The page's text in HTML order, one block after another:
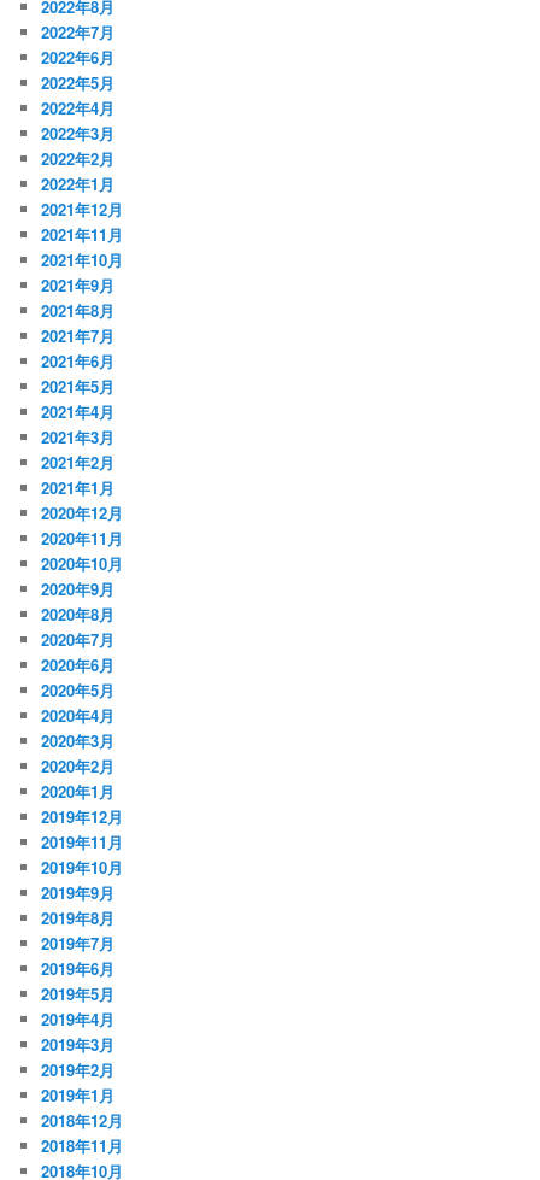
2022年8月
2022年7月
2022年6月
2022年5月
2022年4月
2022年3月
2022年2月
2022年1月
2021年12月
2021年11月
2021年10月
2021年9月
2021年8月
2021年7月
2021年6月
2021年5月
2021年4月
2021年3月
2021年2月
2021年1月
2020年12月
2020年11月
2020年10月
2020年9月
2020年8月
2020年7月
2020年6月
2020年5月
2020年4月
2020年3月
2020年2月
2020年1月
2019年12月
2019年11月
2019年10月
2019年9月
2019年8月
2019年7月
2019年6月
2019年5月
2019年4月
2019年3月
2019年2月
2019年1月
2018年12月
2018年11月
2018年10月